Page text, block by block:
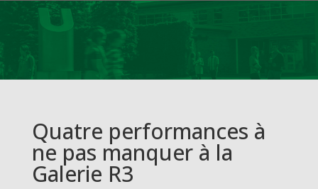
Quatre performances à
ne pas manquer à la
Galerie R3